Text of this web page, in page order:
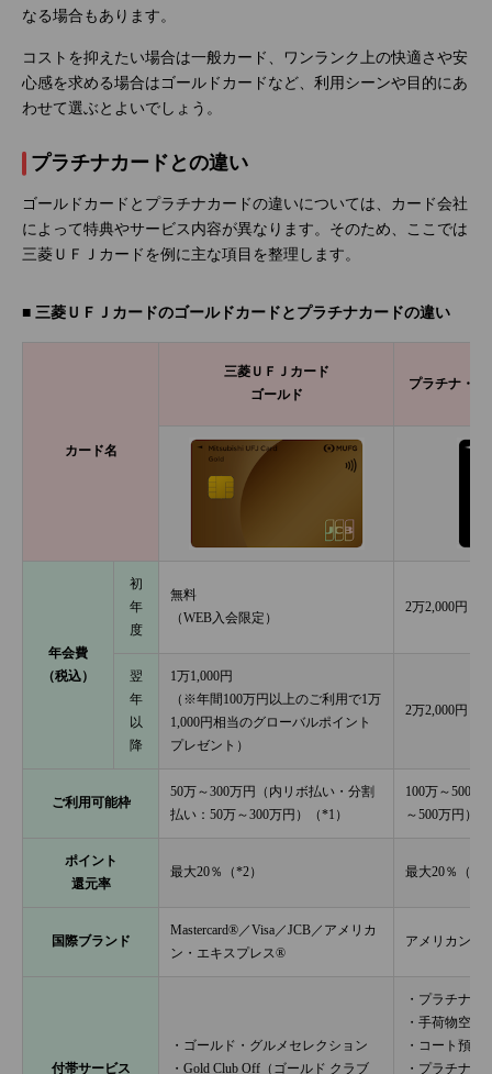
なる場合もあります。
コストを抑えたい場合は一般カード、ワンランク上の快適さや安
心感を求める場合はゴールドカードなど、利用シーンや目的にあ
わせて選ぶとよいでしょう。
プラチナカードとの違い
ゴールドカードとプラチナカードの違いについては、カード会社
によって特典やサービス内容が異なります。そのため、ここでは
三菱ＵＦＪカードを例に主な項目を整理します。
■ 三菱ＵＦＪカードのゴールドカードとプラチナカードの違い
カード名
三菱ＵＦＪカード
ゴールド
プラチナ・
年会費
（税込）
初
年
度
無料
（WEB入会限定）
2万2,000円
翌
年
以
降
1万1,000円
（※年間100万円以上のご利用で1万
1,000円相当のグローバルポイント
プレゼント）
2万2,000円
ご利用可能枠
50万～300万円（内リボ払い・分割
払い：50万～300万円）（*1）
100万～500万
～500万円）
ポイント
還元率
最大20％（*2） 最大20％（*2
国際ブランド
Mastercard®／Visa／JCB／アメリカ
ン・エキスプレス®
アメリカン・
付帯サービス
・ゴールド・グルメセレクション
・Gold Club Off（ゴールド クラブ
・プラチナ・
・手荷物空港
・コート預か
・プラチナ・